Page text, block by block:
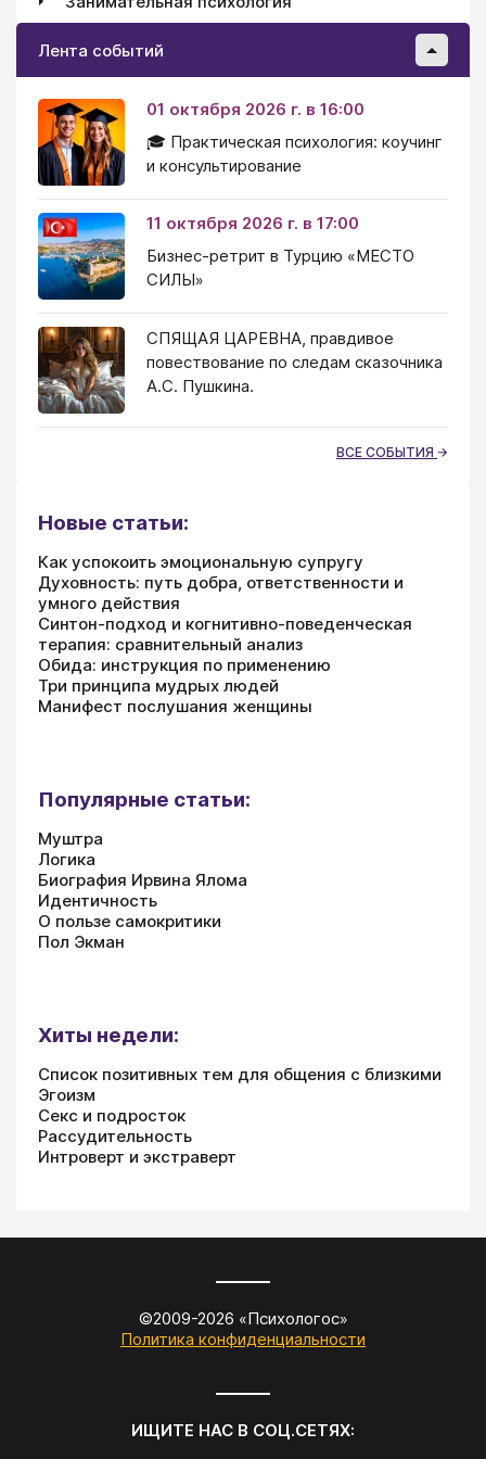
Лента событий
01 октября 2026 г. в 16:00
🎓 Практическая психология: коучинг
и консультирование
11 октября 2026 г. в 17:00
Бизнес-ретрит в Турцию «МЕСТО
СИЛЫ»
СПЯЩАЯ ЦАРЕВНА, правдивое
повествование по следам сказочника
А.С. Пушкина.
ВСЕ СОБЫТИЯ
Новые статьи:
Как успокоить эмоциональную супругу
Духовность: путь добра, ответственности и
умного действия
Синтон-подход и когнитивно-поведенческая
терапия: сравнительный анализ
Обида: инструкция по применению
Три принципа мудрых людей
Манифест послушания женщины
Популярные статьи:
Муштра
Логика
Биография Ирвина Ялома
Идентичность
О пользе самокритики
Пол Экман
Хиты недели:
Список позитивных тем для общения с близкими
Эгоизм
Секс и подросток
Рассудительность
Интроверт и экстраверт
©2009-2026 «Психологос»
Политика конфиденциальности
ИЩИТЕ НАС В СОЦ.СЕТЯХ: